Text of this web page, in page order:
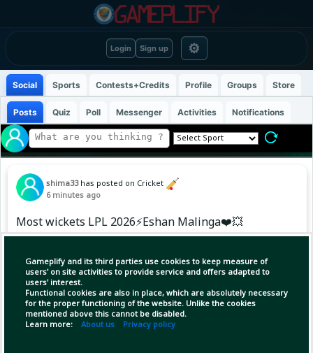
Login Sign up ⚙
Gameplify and its third parties use cookies to keep measure of
users' on site activities to provide service and offers adapted to
users' interest.
Functional cookies are also in place, which are absolutely necessary
for the proper functioning of the website. Unlike the cookies
mentioned above this cannot be disabled.
Learn more: About us Privacy policy
Social Sports Contests+Credits Profile Groups Store
Posts Quiz Poll Messenger Activities Notifications
shima33 has posted on Cricket
6 minutes ago
Most wickets LPL 2026⚡Eshan Malinga❤️💥